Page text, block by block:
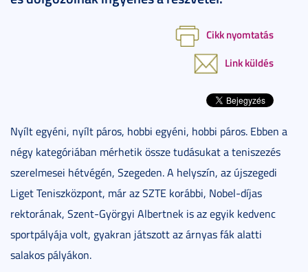
Cikk nyomtatás
Link küldés
Nyílt egyéni, nyílt páros, hobbi egyéni, hobbi páros. Ebben a
négy kategóriában mérhetik össze tudásukat a teniszezés
szerelmesei hétvégén, Szegeden. A helyszín, az újszegedi
Liget Teniszközpont, már az SZTE korábbi, Nobel-díjas
rektorának, Szent-Györgyi Albertnek is az egyik kedvenc
sportpályája volt, gyakran játszott az árnyas fák alatti
salakos pályákon.